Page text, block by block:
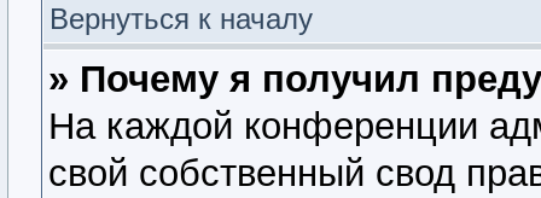
Вернуться к началу
» Почему я получил
На каждой конференции
свой собственный свод